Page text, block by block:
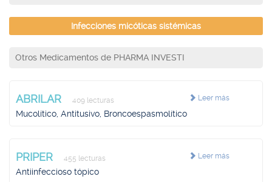
Infecciones micóticas sistémicas
Otros Medicamentos de PHARMA INVESTI
Leer más
ABRILAR 409 lecturas
Mucolítico, Antitusivo, Broncoespasmolítico
Leer más
PRIPER 455 lecturas
Antiinfeccioso tópico